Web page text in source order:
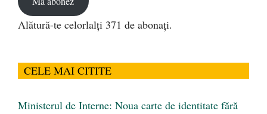
Alătură-te celorlalți 371 de abonați.
CELE MAI CITITE
Ministerul de Interne: Noua carte de identitate fără